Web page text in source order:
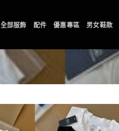
全部服飾 配件 優惠專區 男女鞋款